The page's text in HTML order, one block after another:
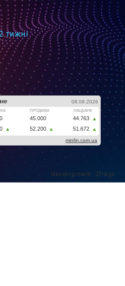
development: 2frags